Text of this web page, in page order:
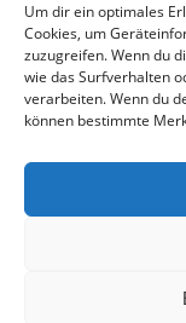
Um dir ein optimales
Cookies, um
zuzugreifen. Wenn du
wie das Surfverhalten
verarbeiten. Wenn du
können bestimmte
Info
Klasse
Alle bisherigen
anzeigen